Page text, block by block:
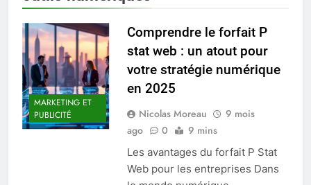
MARKETING ET
PUBLICITÉ
Comprendre le forfait P
stat web : un atout pour
votre stratégie numérique
en 2025
Nicolas Moreau
9 mois
ago
0 9 mins
Les avantages du forfait P Stat
Web pour les entreprises Dans